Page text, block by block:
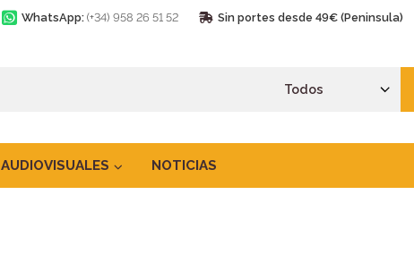
WhatsApp: (+34) 958 26 51 52 Sin portes desde 49€ (Peninsula)
AUDIOVISUALES NOTICIAS